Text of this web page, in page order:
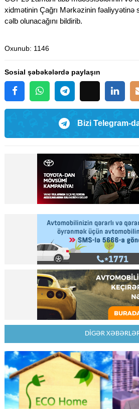
xidmətinin Çağrı Mərkəzinin fəaliyyətinə
cəlb olunacağını bildirib.
Oxunub: 1146
Sosial şəbəkələrdə paylaşın
Bizi Telegram-
DİGƏR